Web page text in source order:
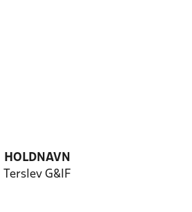
HOLDNAVN
Terslev G&IF